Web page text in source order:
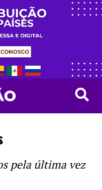
pela última vez